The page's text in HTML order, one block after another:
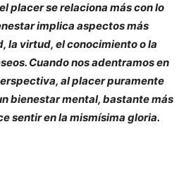
placer se relaciona más con lo
implica aspectos más
la virtud, el conocimiento o la
Cuando nos adentramos en
al placer puramente
bienestar mental, bastante más
sentir en la mismísima gloria.